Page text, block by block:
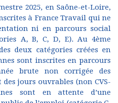
2025, en Saône-et-Loire,
à France Travail qui ne
ni en parcours social
A, B, C, D, E). Au 4ème
deux catégories créées en
sont inscrites en parcours
brute non corrigée des
jours ouvrables (non CVS-
sont en attente d’une